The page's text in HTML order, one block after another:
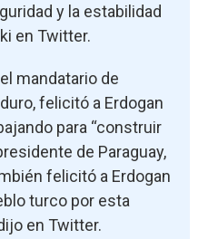
y la estabilidad
en Twitter.
mandatario de
felicitó a Erdogan
para “construir
de Paraguay,
felicitó a Erdogan
turco por esta
en Twitter.